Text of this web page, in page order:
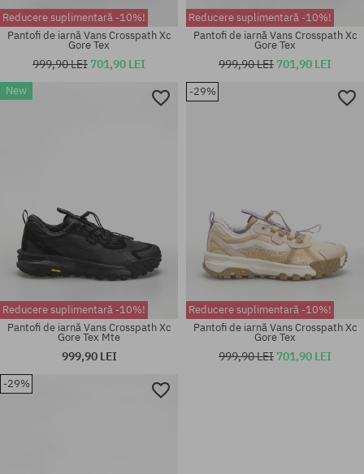
Mărimi existente:
Reducere suplimentară -10%!
Pantofi de iarnă Vans Crosspath Xc
Gore Tex
999,90 LEI 701,90 LEI
Reducere suplimentară -10%!
Pantofi de iarnă Vans Crosspath Xc
Gore Tex
999,90 LEI 701,90 LEI
New
Reducere suplimentară -10%!
Pantofi de iarnă Vans Crosspath Xc
Gore Tex Mte
999,90 LEI
-29%
Reducere suplimentară -10%!
Pantofi de iarnă Vans Crosspath Xc
Gore Tex
999,90 LEI 701,90 LEI
-29%